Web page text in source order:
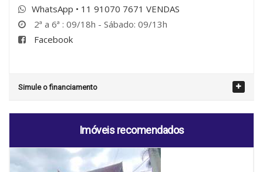
WhatsApp • 11 91070 7671 VENDAS
2ª a 6ª : 09/18h - Sábado: 09/13h
Facebook
Simule o financiamento
Imóveis recomendados